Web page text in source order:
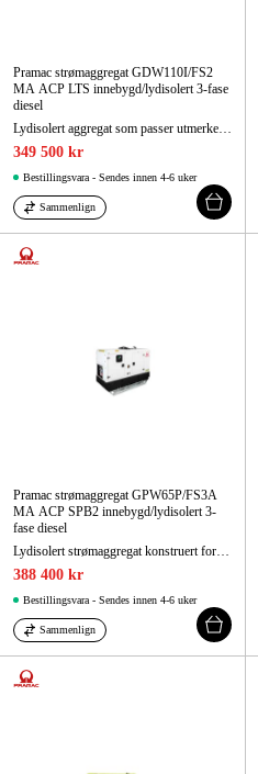
Pramac strømaggregat GDW110I/FS2
MA ACP LTS innebygd/lydisolert 3-fase
diesel
349 500 kr
Bestillingsvara - Sendes innen 4-6 uker
Sammenlign
Pramac strømaggregat GPW65P/FS3A
MA ACP SPB2 innebygd/lydisolert 3-
fase diesel
Lydisolert strømaggregat konstruert for enkel håndtering, lett forflytning, rask igangsetting og enkel service. Oppfyller utslippskrav klasse 3A.
388 400 kr
Bestillingsvara - Sendes innen 4-6 uker
Sammenlign